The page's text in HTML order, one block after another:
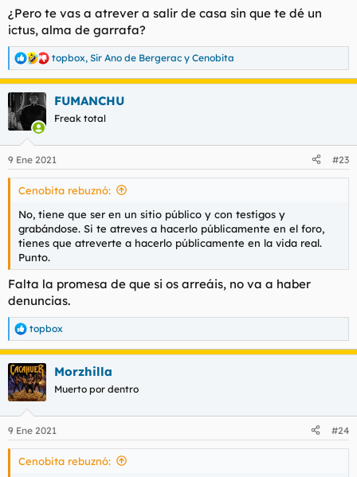
¿Pero te vas a atrever a salir de casa sin que te dé un
ictus, alma de garrafa?
R
e
a
c
c
i
e
s
topbox, Sir Ano de Bergerac y Cenobita
FUMANCHU
Freak total
9 Ene 2021 #23
Cenobita rebuznó:
No, tiene que ser en un sitio público y con testigos y
grabándose. Si te atreves a hacerlo públicamente en el foro,
tienes que atreverte a hacerlo públicamente en la vida real.
Punto.
Falta la promesa de que si os arreáis, no va a haber
denuncias.
R
e
a
c
c
i
e
s
topbox
Morzhilla
Muerto por dentro
9 Ene 2021 #24
Cenobita rebuznó: